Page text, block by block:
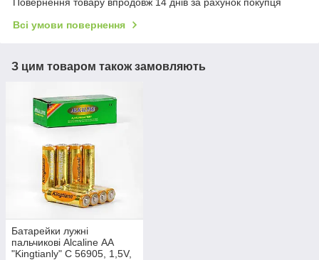
Повернення товару впродовж 14 днів за рахунок покупця
Всі умови повернення
З цим товаром також замовляють
Батарейки лужні
пальчикові Alcaline АА
"Kingtianly" C 56905, 1,5V,